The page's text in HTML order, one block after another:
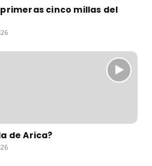
cinco millas del
de Arica?